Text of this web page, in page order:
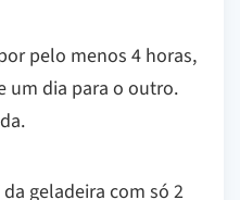
pelo menos 4 horas,
um dia para o outro.
geladeira com só 2